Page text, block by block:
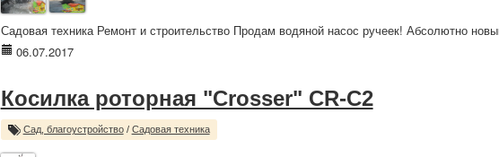
Садовая техника Ремонт и строительство Продам водяной насос ручеек! Абсолютно
06.07.2017
Косилка роторная "Crosser" CR-C2
Сад, благоустройство/ Садовая техника